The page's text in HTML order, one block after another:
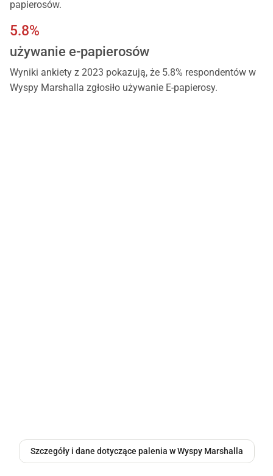
papierosów.
5.8%
używanie e-papierosów
Wyniki ankiety z 2023 pokazują, że 5.8% respondentów w
Wyspy Marshalla zgłosiło używanie E-papierosy.
Szczegóły i dane dotyczące palenia w Wyspy Marshalla